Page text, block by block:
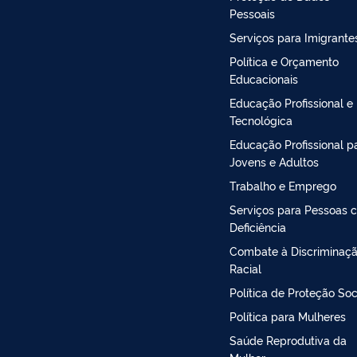
Pessoais
Serviços para
Política e Orçamento
Educacionais
Educação Profissional e
Tecnológica
Educação Profissional
Jovens e Adultos
Trabalho e Emprego
Serviços para Pessoas
Deficiência
Combate à
Racial
Política de Proteção
Política para Mulheres
Saúde Reprodutiva da